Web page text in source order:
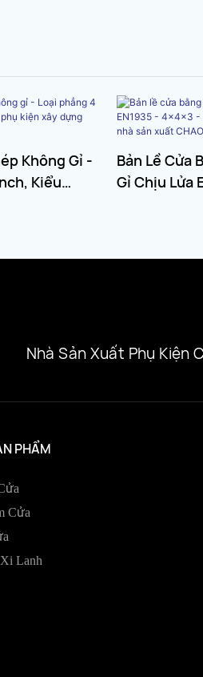
Không Gỉ -
Kiểu
Bản Lề Cửa
Gỉ Chịu Lửa
Nhà Sản Xuất Phụ Kiện
PHẨM
Cửa
Lanh